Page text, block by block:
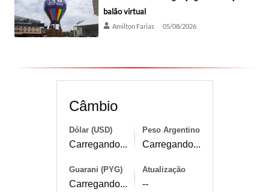
balão virtual
Amilton Farias 05/08/2026
Câmbio
Dólar (USD)
Carregando...
Peso Argentino
Carregando...
Guarani (PYG)
Carregando...
Atualização
--